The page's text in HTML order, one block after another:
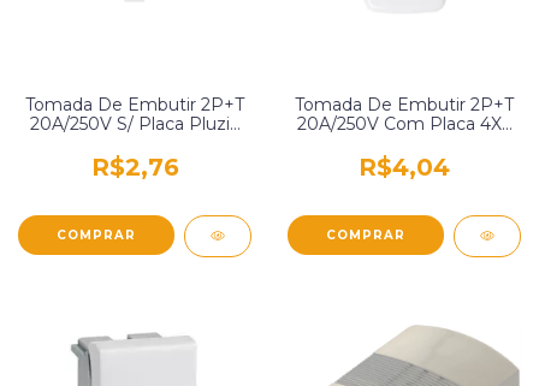
Tomada De Embutir 2P+T
20A/250V S/ Placa Pluzie
R$2,76
Tomada De Embutir 2P+T
20A/250V Com Placa 4X2
R$4,04